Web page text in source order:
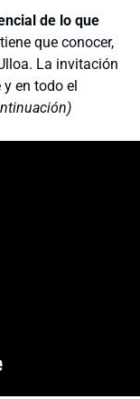
de lo que
que conocer,
La invitación
en todo el